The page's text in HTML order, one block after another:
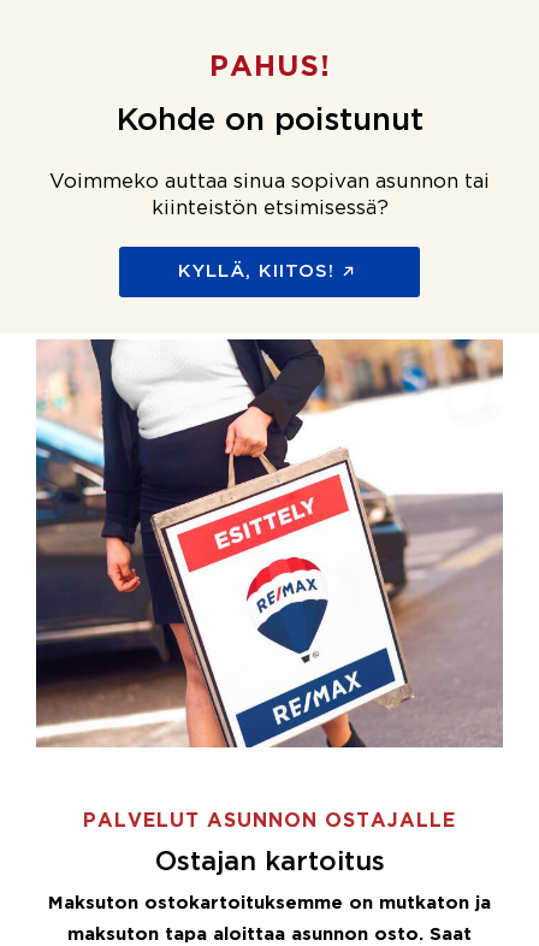
PAHUS!
Kohde on poistunut
Voimmeko auttaa sinua sopivan asunnon tai
kiinteistön etsimisessä?
KYLLÄ, KIITOS!
PALVELUT ASUNNON OSTAJALLE
Ostajan kartoitus
Maksuton ostokartoituksemme on mutkaton ja
maksuton tapa aloittaa asunnon osto. Saat